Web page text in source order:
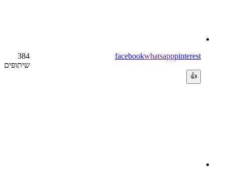
384
שיתופים
facebookwhatsapppinterest
👍